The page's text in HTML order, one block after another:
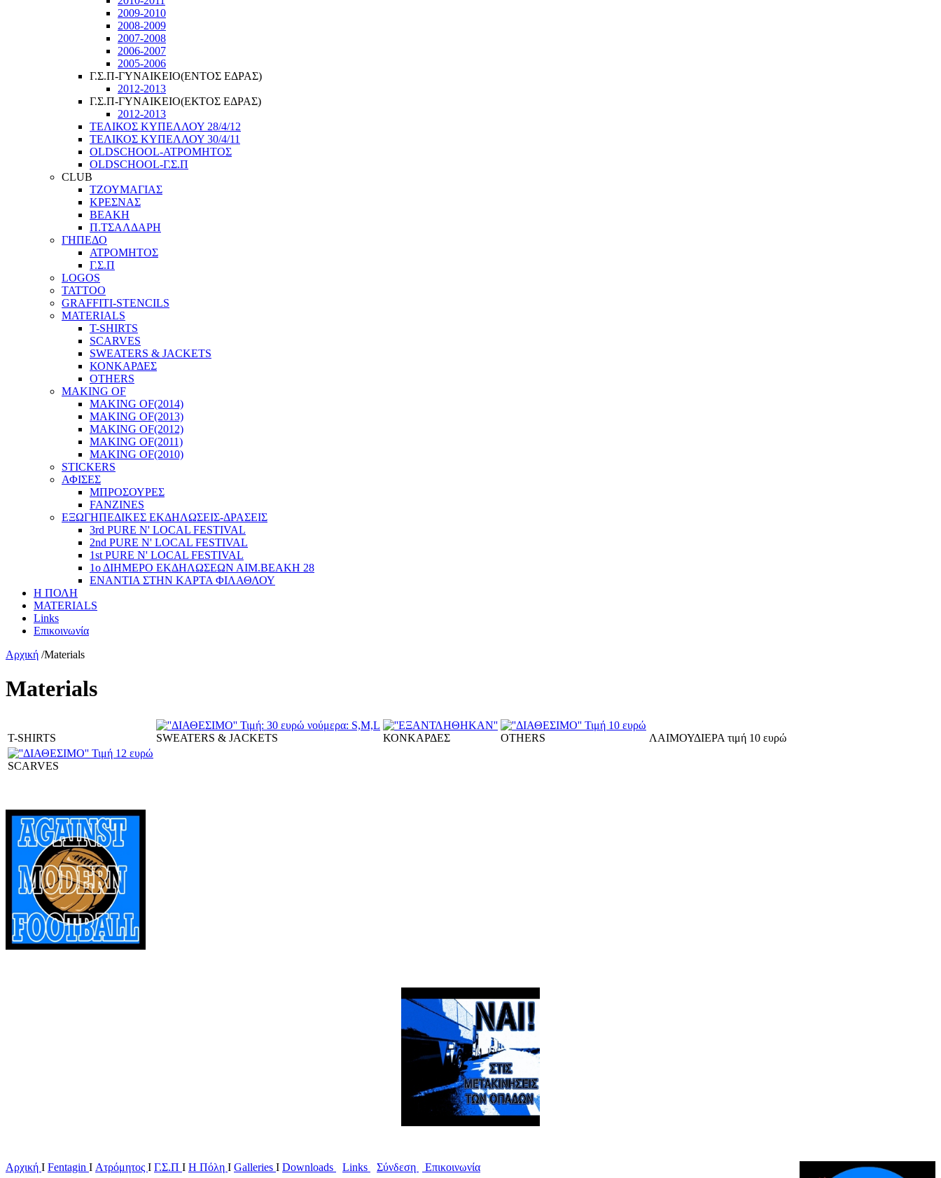
2009-2010
2008-2009
2007-2008
2006-2007
2005-2006
Γ.Σ.Π-ΓΥΝΑΙΚΕΙΟ(ΕΝΤΟΣ ΕΔΡΑΣ)
2012-2013
Γ.Σ.Π-ΓΥΝΑΙΚΕΙΟ(ΕΚΤΟΣ ΕΔΡΑΣ)
2012-2013
ΤΕΛΙΚΟΣ ΚΥΠΕΛΛΟΥ 28/4/12
ΤΕΛΙΚΟΣ ΚΥΠΕΛΛΟΥ 30/4/11
OLDSCHOOL-ΑΤΡΟΜΗΤΟΣ
OLDSCHOOL-Γ.Σ.Π
CLUB
ΤΖΟΥΜΑΓΙΑΣ
ΚΡΕΣΝΑΣ
ΒΕΑΚΗ
Π.ΤΣΑΛΔΑΡΗ
ΓΗΠΕΔΟ
ΑΤΡΟΜΗΤΟΣ
Γ.Σ.Π
LOGOS
TATTOO
GRAFFITI-STENCILS
MATERIALS
T-SHIRTS
SCARVES
SWEATERS & JACKETS
ΚΟΝΚΑΡΔΕΣ
OTHERS
MAKING OF
MAKING OF(2014)
MAKING OF(2013)
MAKING OF(2012)
MAKING OF(2011)
MAKING OF(2010)
STICKERS
ΑΦΙΣΕΣ
ΜΠΡΟΣΟΥΡΕΣ
FANZINES
ΕΞΩΓΗΠΕΔΙΚΕΣ EΚΔΗΛΩΣΕΙΣ-ΔΡΑΣΕΙΣ
3rd PURE N' LOCAL FESTIVAL
2nd PURE N' LOCAL FESTIVAL
1st PURE N' LOCAL FESTIVAL
1ο ΔΙΗΜΕΡΟ ΕΚΔΗΛΩΣΕΩΝ ΑΙΜ.ΒΕΑΚΗ 28
ΕΝΑΝΤΙΑ ΣΤΗΝ ΚΑΡΤΑ ΦΙΛΑΘΛΟΥ
Η ΠΟΛΗ
MATERIALS
Links
Επικοινωνία
Αρχική /Materials
Materials
T-SHIRTS SWEATERS & JACKETS ΚΟΝΚΑΡΔΕΣ OTHERS ΛΑΙΜΟΥΔΙΕΡΑ τιμή 10 ευρώ
SCARVES
Αρχική Ι Fentagin I Ατρόμητος Ι Γ.Σ.Π Ι Η Πόλη Ι Galleries I Downloads Links Σύνδεση Επικοινωνία